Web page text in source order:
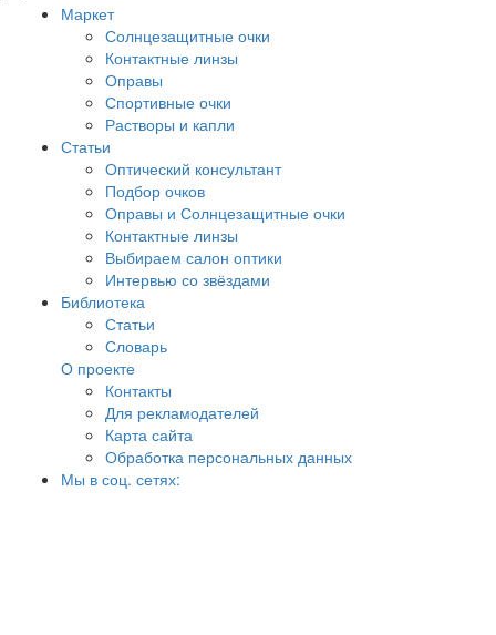
Маркет
Солнцезащитные очки
Контактные линзы
Оправы
Спортивные очки
Растворы и капли
Статьи
Оптический консультант
Подбор очков
Оправы и Солнцезащитные очки
Контактные линзы
Выбираем салон оптики
Интервью со звёздами
Библиотека
Статьи
Словарь
О проекте
Контакты
Для рекламодателей
Карта сайта
Обработка персональных данных
Мы в соц. сетях: